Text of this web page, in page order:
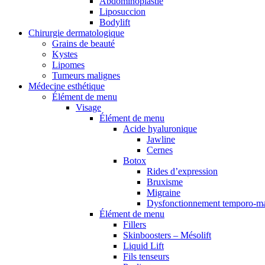
Liposuccion
Bodylift
Chirurgie dermatologique
Grains de beauté
Kystes
Lipomes
Tumeurs malignes
Médecine esthétique
Élément de menu
Visage
Élément de menu
Acide hyaluronique
Jawline
Cernes
Botox
Rides d’expression
Bruxisme
Migraine
Dysfonctionnement temporo-
Élément de menu
Fillers
Skinboosters – Mésolift
Liquid Lift
Fils tenseurs